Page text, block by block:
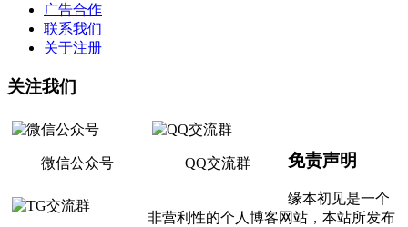
广告合作
联系我们
关于注册
关注我们
微信公众号 QQ交流群 免责声明
缘本初见是一个
非营利性的个人博客网站，本站所发布